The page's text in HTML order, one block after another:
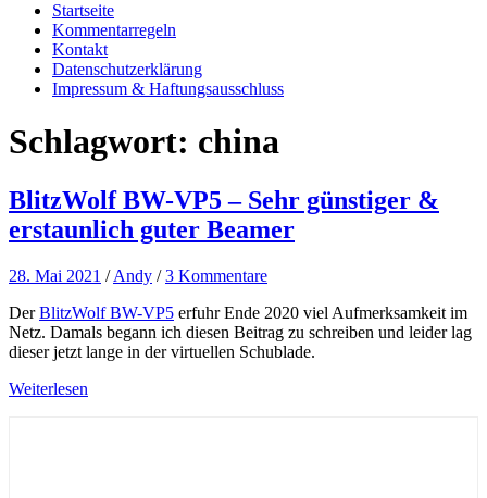
Startseite
Kommentarregeln
Kontakt
Datenschutzerklärung
Impressum & Haftungsausschluss
Schlagwort: china
BlitzWolf BW-VP5 – Sehr günstiger &
erstaunlich guter Beamer
28. Mai 2021 /Andy /3 Kommentare
DerBlitzWolf BW-VP5 erfuhr Ende 2020 viel Aufmerksamkeit im
Netz. Damals begann ich diesen Beitrag zu schreiben und leider lag
dieser jetzt lange in der virtuellen Schublade.
Weiterlesen